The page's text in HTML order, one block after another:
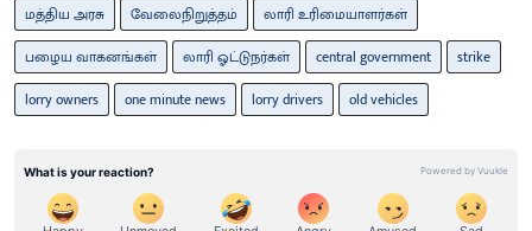
மத்திய அரசு வேலைநிறுத்தம்
லாரி உரிமையாளர்கள்
பழைய வாகனங்கள்
லாரி ஓட்டுநர்கள் central government
strike
lorry owners
one minute news lorry drivers old vehicles